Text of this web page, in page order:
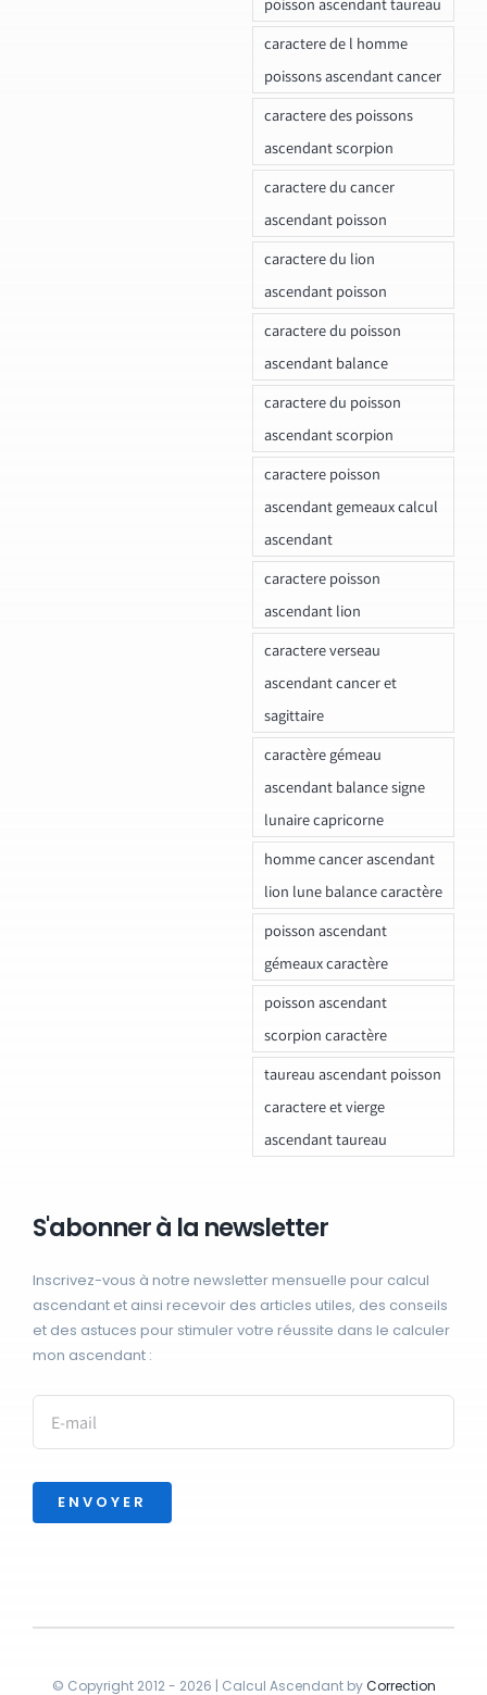
poisson ascendant taureau
caractere de l homme
poissons ascendant cancer
caractere des poissons
ascendant scorpion
caractere du cancer
ascendant poisson
caractere du lion
ascendant poisson
caractere du poisson
ascendant balance
caractere du poisson
ascendant scorpion
caractere poisson
ascendant gemeaux calcul
ascendant
caractere poisson
ascendant lion
caractere verseau
ascendant cancer et
sagittaire
caractère gémeau
ascendant balance signe
lunaire capricorne
homme cancer ascendant
lion lune balance caractère
poisson ascendant
gémeaux caractère
poisson ascendant
scorpion caractère
taureau ascendant poisson
caractere et vierge
ascendant taureau
S'abonner à la newsletter
Inscrivez-vous à notre newsletter mensuelle pour calcul
ascendant et ainsi recevoir des articles utiles, des conseils
et des astuces pour stimuler votre réussite dans le calculer
mon ascendant :
ENVOYER
© Copyright 2012 - 2026 | Calcul Ascendant byCorrection